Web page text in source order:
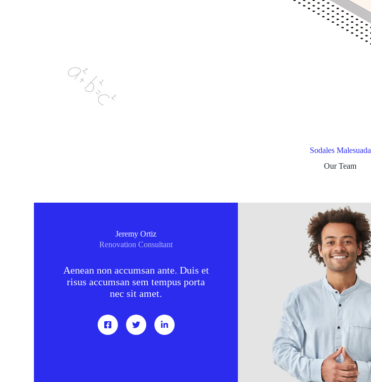
Sodales Malesuada
Our Team
Jeremy Ortiz
Renovation Consultant
Aenean non accumsan ante. Duis et
risus accumsan sem tempus porta
nec sit amet.